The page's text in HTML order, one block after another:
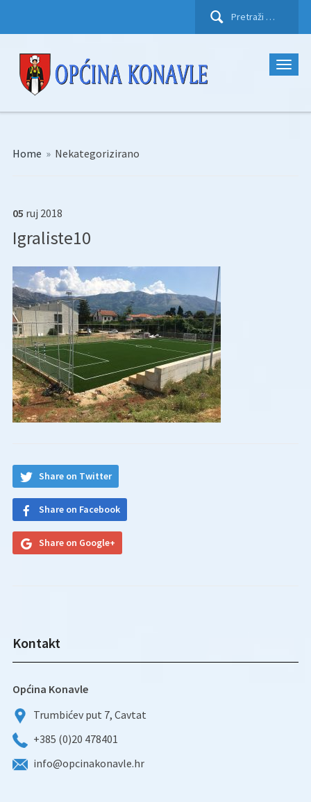
Pretraži:
Home » Nekategorizirano
05 ruj 2018
Igraliste10
Share on Twitter
Share on Facebook
Share on Google+
Kontakt
Općina Konavle
Trumbićev put 7, Cavtat
+385 (0)20 478401
info@opcinakonavle.hr